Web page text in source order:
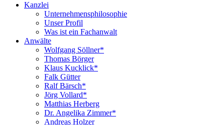
Kanzlei
Unternehmensphilosophie
Unser Profil
Was ist ein Fachanwalt
Anwälte
Wolfgang Söllner*
Thomas Börger
Klaus Kucklick*
Falk Gütter
Ralf Bärsch*
Jörg Vollard*
Matthias Herberg
Dr. Angelika Zimmer*
Andreas Holzer